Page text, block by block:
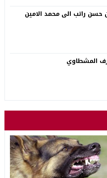
راتب الى محمد الامين
المشطاوي